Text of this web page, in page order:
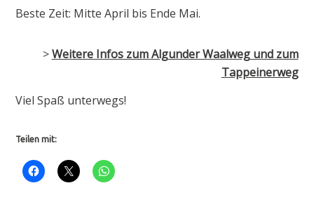
Beste Zeit: Mitte April bis Ende Mai.
>Weitere Infos zum Algunder Waalweg und zum
Tappeinerweg
Viel Spaß unterwegs!
Teilen mit: